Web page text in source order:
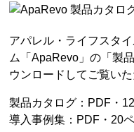
アパレル・ライフスタ
ム「ApaRevo」の「製
ウンロードしてご覧いた
製品カタログ：PDF・
導入事例集：PDF・20